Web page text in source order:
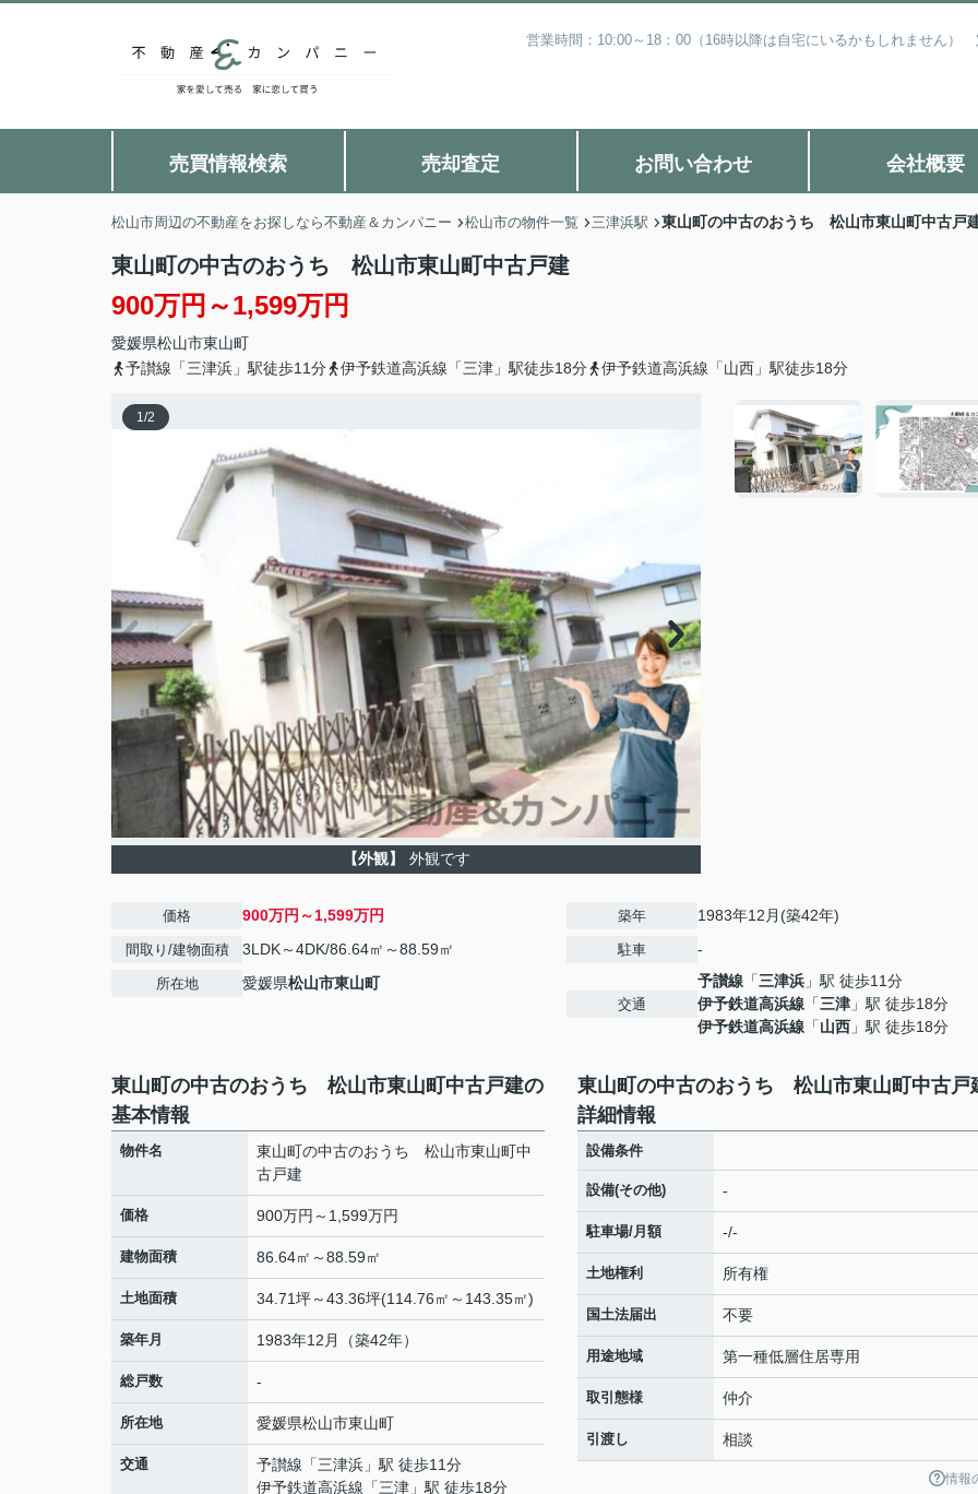
営業時間：10:00～18：00（16時以降は自宅にいるかもしれません）
売買情報検索 売却査定 お問い合わせ 会社概要
松山市周辺の不動産をお探しなら不動産＆カンパニー 松山市の物件一覧 三津浜駅 東山町の中古のおうち 松山市東山町中古戸
東山町の中古のおうち 松山市東山町中古戸建
900万円～1,599万円
愛媛県松山市東山町
予讃線「三津浜」駅徒歩11分
伊予鉄道高浜線「三津」駅徒歩18分 伊予鉄道高浜線「山西」駅徒歩18分
1/2
【外観】 外観です
価格 900万円～1,599万円
間取り/建物面積 3LDK～4DK/86.64㎡～88.59㎡
所在地 愛媛県松山市東山町
築年 1983年12月(築42年)
駐車 -
交通
予讃線 「三津浜 」駅 徒歩11分
伊予鉄道高浜線 「三津 」駅 徒歩18分
伊予鉄道高浜線 「山西 」駅 徒歩18分
東山町の中古のおうち 松山市東山町中古戸建の
基本情報
物件名
東山町の中古のおうち 松山市東山町中
古戸建
価格 900万円～1,599万円
建物面積 86.64㎡～88.59㎡
土地面積 34.71坪～43.36坪(114.76㎡～143.35㎡)
築年月 1983年12月（築42年）
総戸数 -
所在地 愛媛県松山市東山町
交通 予讃線 「三津浜 」駅 徒歩11分
伊予鉄道高浜線 「三津 」駅 徒歩18分
東山町の中古のおうち 松山市東山町中古戸
詳細情報
設備条件
設備(その他) -
駐車場/月額 -/-
土地権利 所有権
国土法届出 不要
用途地域 第一種低層住居専用
取引態様 仲介
引渡し 相談
情報